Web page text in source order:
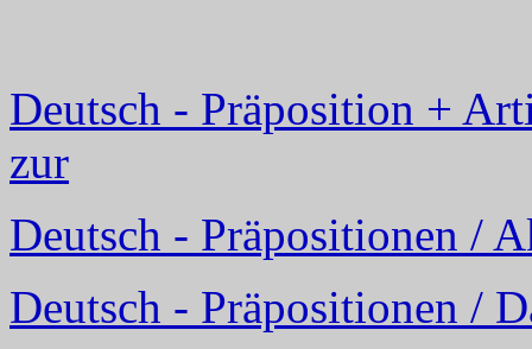
Deutsch - Präposition +
zur
Deutsch - Präpositionen /
Deutsch - Präpositionen /